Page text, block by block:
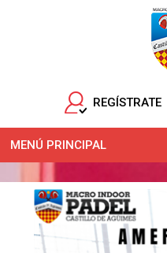
REGÍSTRATE
MENÚ PRINCIPAL